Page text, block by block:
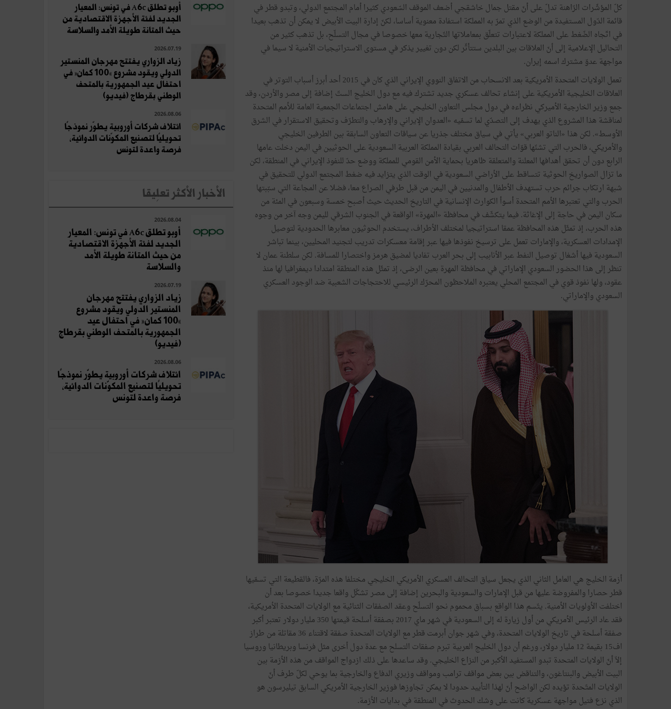
كلّ المؤشّرات الرّاهنة تدلّ على أنّ مقتل جمال خاشقجي أضعف الموقف السّعودي كثيرا أمام المجتمع الدولي، وتبدو قطر في
قائمة الدّول المستفيدة من الوضع الذي تمرّ به المملكة استفادة معنوية أساسا، لكنّ إدارة البيت الأبيض لا يمكن أن تذهب بعيدا
في اتّجاه الضّغط على المملكة لاعتبارات تتعلّق بمعاملاتها التّجارية معها خصوصا في مجال التسلّح، بل تذهب كثير من
التحاليل الإعلامية إلى أنّ العلاقات بين البلدين ستتأثّر لكن دون تغيير يذكر في مستوى الاستراتيجيات الأمنية لا سيما في
مواجهة عدوّ مشترك اسمه إيران.
تعمل الولايات المتحدة الأمريكية بعد الانسحاب من الاتفاق النووي الإيراني الذي كان في 2015 أحد أبرز أسباب التوتر في
العلاقات الخليجية الأمريكية على إنشاء تحالف عسكري جديد تشترك فيه مع دول الخليج الستّ إضافة إلى مصر والأردن، وقد
جمع وزير الخارجية الأميركي نظراءه في دول مجلس التعاون الخليجي على هامش اجتماعات الجمعية العامة للأمم المتحدة
لمناقشة هذا المشروع الذي يهدف إلى التصدّي لما تسمّيه «العدوان الإيراني والإرهاب والتطرّف وتحقيق الاستقرار في الشرق
الأوسط». لكن هذا «الناتو العربي» يأتي في سياق مختلف جذريا عن سياقات التعاون السابقة بين الطرفين الخليجي
والأمريكي، فالحرب التي تشنّها قوّات التحالف العربي بقيادة المملكة العربية السعودية على الحوثيين في اليمن دخلت عامها
الرابع دون أن تحقق أهدافها المعلنة والمتعلقة ظاهريا بحماية الأمن القومي للمملكة ووضع حدّ للنفوذ الإيراني في المنطقة، لكن
ما تزال الصواريخ الحوثية تتساقط على الأراضي السعودية في الوقت الذي يتزايد فيه ضغط المجتمع الدولي للتحقيق في
شبهة ارتكاب جرائم حرب تستهدف الأطفال والمدنيين في اليمن من قبل طرفي الصراع معا، فضلا عن المجاعة التي سبّبتها
الحرب والتي تعتبرها الأمم المتحدة أسوأ الكوارث الإنسانية في التاريخ الحديث حيث أصبح خمسة وسبعون في المئة من
سكان اليمن في حاجة إلى الإغاثة. فيما يتكشّف في محافظة «المهرة» الواقعة في الجنوب الشرقي لليمن وجه آخر من وجوه
هذه الحرب، إذ تمثّل هذه المحافظة عمقا استراتيجيا لمختلف الأطراف، يستخدم الحوثيون معابرها الحدودية لتوصيل
الإمدادات العسكرية، والإمارات تعمل على ترسيخ نفوذها فيها عبر إقامة معسكرات تدريب لتجنيد المحليين، بينما تباشر
السعودية فيها أشغال توصيل النفط عبر الأنابيب إلى بحر العرب تفاديا لمضيق هرمز واختصارا للمسافة. لكن سلطنة عمان لا
تنظر إلى هذا الحضور السعودي الإماراتي في محافظة المهرة بعين الرضى، إذ تمثّل هذه المنطقة امتدادا ديمغرافيا لها منذ
عقود، ولها نفوذ قوي في المجتمع المحلي يعتبره الملاحظون المحرّك الرئيسي للاحتجاجات الشعبية ضد الوجود العسكري
السعودي والإماراتي.
أزمة الخليج هي العامل الثاني الذي يجعل سياق التحالف العسكري الأمريكي الخليجي مختلفا هذه المرّة، فالقطيعة التي تسمّيها
قطر حصارا والمفروضة عليها من قبل الإمارات والسعودية والبحرين إضافة إلى مصر تشكّل واقعا جديدا خصوصا بعد أن
اختلفت الأولويات الأمنية. يتّسم هذا الواقع بسباق محموم نحو التسلّح وعقد الصفقات الثنائية مع الولايات المتحدة الأمريكية،
فقد عاد الرئيس الأمريكي من أول زيارة له إلى السعودية في شهر ماي 2017 بصفقة أسلحة قيمتها 350 مليار دولار تعتبر أكبر
صفقة أسلحة في تاريخ الولايات المتحدة، وفي شهر جوان أبرمت قطر مع الولايات المتحدة صفقة لاقتناء 36 مقاتلة من طراز
اف15 بقيمة 12 مليار دولار، ورغم أن دول الخليج العربية تبرم صفقات التسلح مع عدة دول أخرى مثل فرنسا وبريطانيا وروسيا
إلاّ أنّ الولايات المتحدة تبدو المستفيد الأكبر من النزاع الخليجي. وقد ساعدها على ذلك ازدواج المواقف من هذه الأزمة بين
البيت الأبيض والبنتاغون، والتناقض بين بعض مواقف ترامب ومواقف وزيري الدفاع والخارجية بما يوحي لكلّ طرف أنّ
الولايات المتّحدة تؤيده لكن الواضح أنّ لهذا التأييد حدودا لا يمكن تجاوزها فوزير الخارجية الأمريكي السابق تيليرسون هو
الذي نزع فتيل مواجهة عسكرية كانت على وشك الحدوث في المنطقة في بدايات الأزمة.
أوبو تطلق A6c في تونس: المعيار
الجديد لفئة الأجهزة الاقتصادية من
حيث المتانة طويلة الأمد والسلاسة
2026.07.19
زياد الزواري يفتتح مهرجان المنستير
الدولي ويقود مشروع «100 كمان» في
احتفال عيد الجمهورية بالمتحف
الوطني بقرطاج (فيديو)
2026.08.06
ائتلاف شركات أوروبية يطوّر نموذجًا
تحويليًا لتصنيع المكوّنات الدوائية،
فرصة واعدة لتونس
الأخبار الأكثر تعلِيقا
2026.08.04
أوبو تطلق A6c في تونس: المعيار
الجديد لفئة الأجهزة الاقتصادية
من حيث المتانة طويلة الأمد
والسلاسة
2026.07.19
زياد الزواري يفتتح مهرجان
المنستير الدولي ويقود مشروع
«100 كمان» في احتفال عيد
الجمهورية بالمتحف الوطني بقرطاج
(فيديو)
2026.08.06
ائتلاف شركات أوروبية يطوّر نموذجًا
تحويليًا لتصنيع المكوّنات الدوائية،
فرصة واعدة لتونس